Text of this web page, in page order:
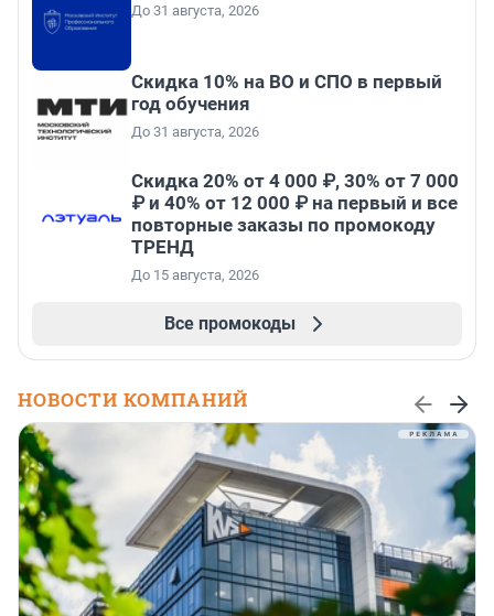
До 31 августа, 2026
Скидка 10% на ВО и СПО в первый
год обучения
До 31 августа, 2026
Скидка 20% от 4 000 ₽, 30% от 7 000
₽ и 40% от 12 000 ₽ на первый и все
повторные заказы по промокоду
ТРЕНД
До 15 августа, 2026
Все промокоды
НОВОСТИ КОМПАНИЙ